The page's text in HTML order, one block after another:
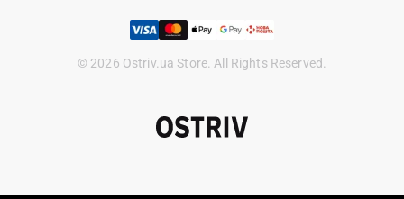
© 2026 Ostriv.ua Store. All Rights Reserved.